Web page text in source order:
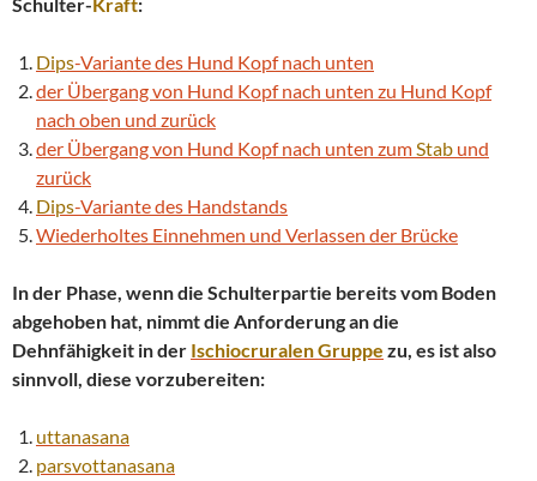
Dips-Variante des Hund Kopf nach unten
der Übergang von Hund Kopf nach unten zu Hund Kopf
nach oben und zurück
der Übergang von Hund Kopf nach unten zumStab und
zurück
Dips-Variante des Handstands
Wiederholtes Einnehmen und Verlassen der Brücke
In der Phase, wenn die Schulterpartie bereits vom Boden
abgehoben hat, nimmt die Anforderung an die
Dehnfähigkeit in der Ischiocruralen Gruppe zu, es ist also
sinnvoll, diese vorzubereiten:
uttanasana
parsvottanasana